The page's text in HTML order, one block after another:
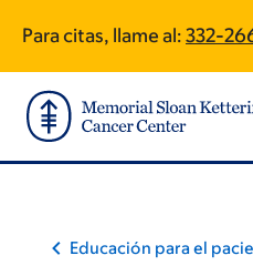
main
content
footer
Para citas, llame al: 332-
Educación para el